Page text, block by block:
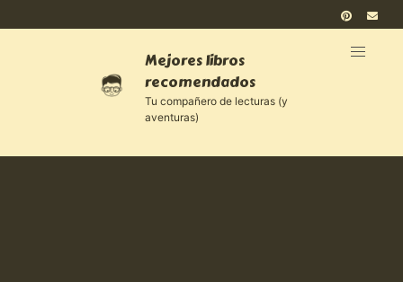
Mejores libros
recomendados
Tu compañero de lecturas (y
aventuras)